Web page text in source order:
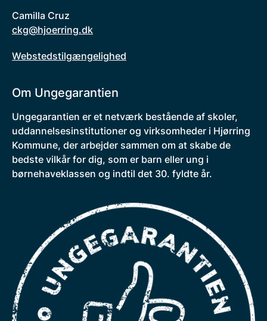
Camilla Cruz
ckg@hjoerring.dk
Webstedstilgængelighed
Om Ungegarantien
Ungegarantien er et netværk bestående af skoler,
uddannelsesinstitutioner og virksomheder i Hjørring
Kommune, der arbejder sammen om at skabe de
bedste vilkår for dig, som er barn eller ung i
børnehaveklassen og indtil det 30. fyldte år.